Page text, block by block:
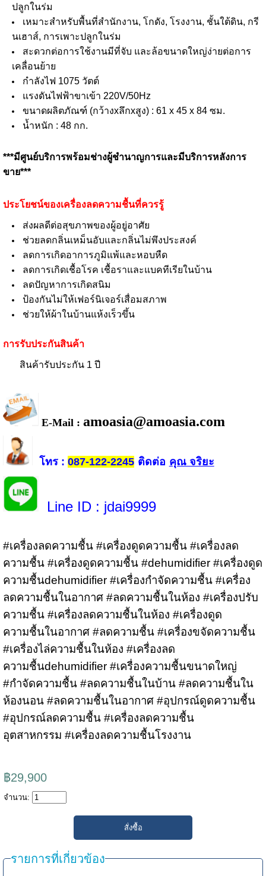
ปลูกในร่ม
เหมาะสำหรับพื้นที่สำนักงาน, โกดัง, โรงงาน, ชั้นใต้ดิน, กรี
นเฮาส์, การเพาะปลูกในร่ม
สะดวกต่อการใช้งานมีที่จับ และล้อขนาดใหญ่ง่ายต่อการ
เคลื่อนย้าย
กำลังไฟ 1075 วัตต์
แรงดันไฟฟ้าขาเข้า 220V/50Hz
ขนาดผลิตภัณฑ์ (กว้างxลึกxสูง) : 61 x 45 x 84 ซม.
น้ำหนัก : 48 กก.
***มีศูนย์บริการพร้อมช่างผู้ชำนาญการและมีบริการหลังการ
ขาย***
ประโยชน์ของเครื่องลดความชื้นที่ควรรู้
ส่งผลดีต่อสุขภาพของผู้อยู่อาศัย
ช่วยลดกลิ่นเหม็นอับและกลิ่นไม่พึงประสงค์
ลดการเกิดอาการภูมิแพ้และหอบหืด
ลดการเกิดเชื้อโรค เชื้อราและแบคทีเรียในบ้าน
ลดปัญหาการเกิดสนิม
ป้องกันไม่ให้เฟอร์นิเจอร์เสื่อมสภาพ
ช่วยให้ผ้าในบ้านแห้งเร็วขึ้น
การรับประกันสินค้า
สินค้ารับประกัน 1 ปี
E-Mail : amoasia@amoasia.com
โทร: 087-122-2245ติดต่อ คุณ จริยะ
Line ID : jdai9999
#เครื่องลดความชื้น #เครื่องดูดความชื้น #เครื่องลด
ความชื้น #เครื่องดูดความชื้น #dehumidifier #เครื่องดูด
ความชื้นdehumidifier #เครื่องกำจัดความชื้น #เครื่อง
ลดความชื้นในอากาศ #ลดความชื้นในห้อง #เครื่องปรับ
ความชื้น #เครื่องลดความชื้นในห้อง #เครื่องดูด
ความชื้นในอากาศ #ลดความชื้น #เครื่องขจัดความชื้น
#เครื่องไล่ความชื้นในห้อง #เครื่องลด
ความชื้นdehumidifier #เครื่องความชื้นขนาดใหญ่
#กำจัดความชื้น #ลดความชื้นในบ้าน #ลดความชื้นใน
ห้องนอน #ลดความชื้นในอากาศ #อุปกรณ์ดูดความชื้น
#อุปกรณ์ลดความชื้น #เครื่องลดความชื้น
อุตสาหกรรม #เครื่องลดความชื้นโรงงาน
฿29,900
จำนวน:
รายการที่เกี่ยวข้อง